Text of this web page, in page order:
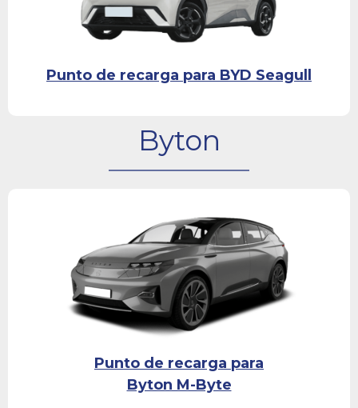
Punto de recarga para BYD Seagull
Byton
Punto de recarga para
Byton M-Byte